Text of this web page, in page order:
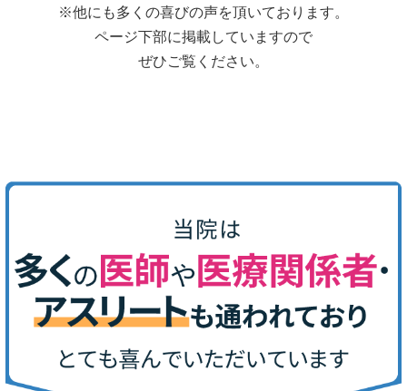
※他にも多くの喜びの声を頂いております。
ページ下部に掲載していますので
ぜひご覧ください。